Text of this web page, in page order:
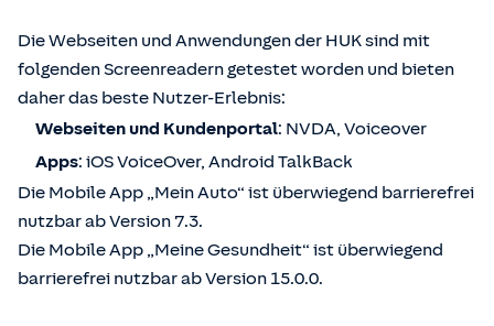
Die Webseiten und Anwendungen der HUK sind mit
folgenden Screenreadern getestet worden und bieten
daher das beste Nutzer-Erlebnis:
Webseiten und Kundenportal: NVDA, Voiceover
Apps: iOS VoiceOver, Android TalkBack
Die Mobile App „Mein Auto“ ist überwiegend barrierefrei
nutzbar ab Version 7.3.
Die Mobile App „Meine Gesundheit“ ist überwiegend
barrierefrei nutzbar ab Version 15.0.0.